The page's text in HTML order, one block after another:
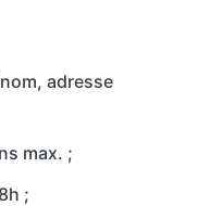
adresse
max. ;
;